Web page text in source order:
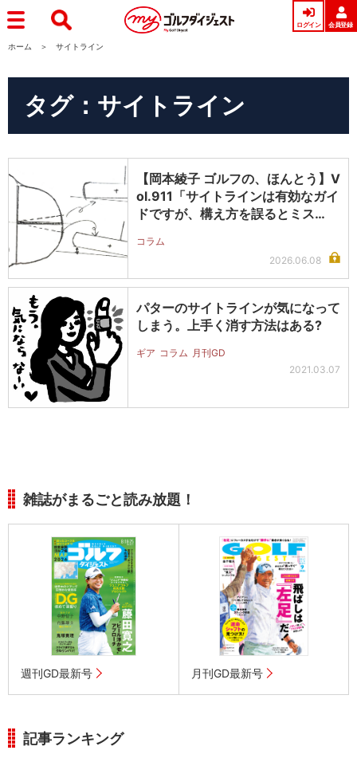
ログイン 会員登録
ホーム サイトライン
タグ：サイトライン
【岡本綾子 ゴルフの、ほんとう】V
ol.911「サイトラインは有効なガイ
ドですが、構え方を誤るとミス…
コラム
2026.06.08
パターのサイトラインが気になって
しまう。上手く消す方法はある?
ギア コラム 月刊GD
2021.03.07
雑誌がまるごと読み放題！
週刊GD最新号 月刊GD最新号
記事ランキング